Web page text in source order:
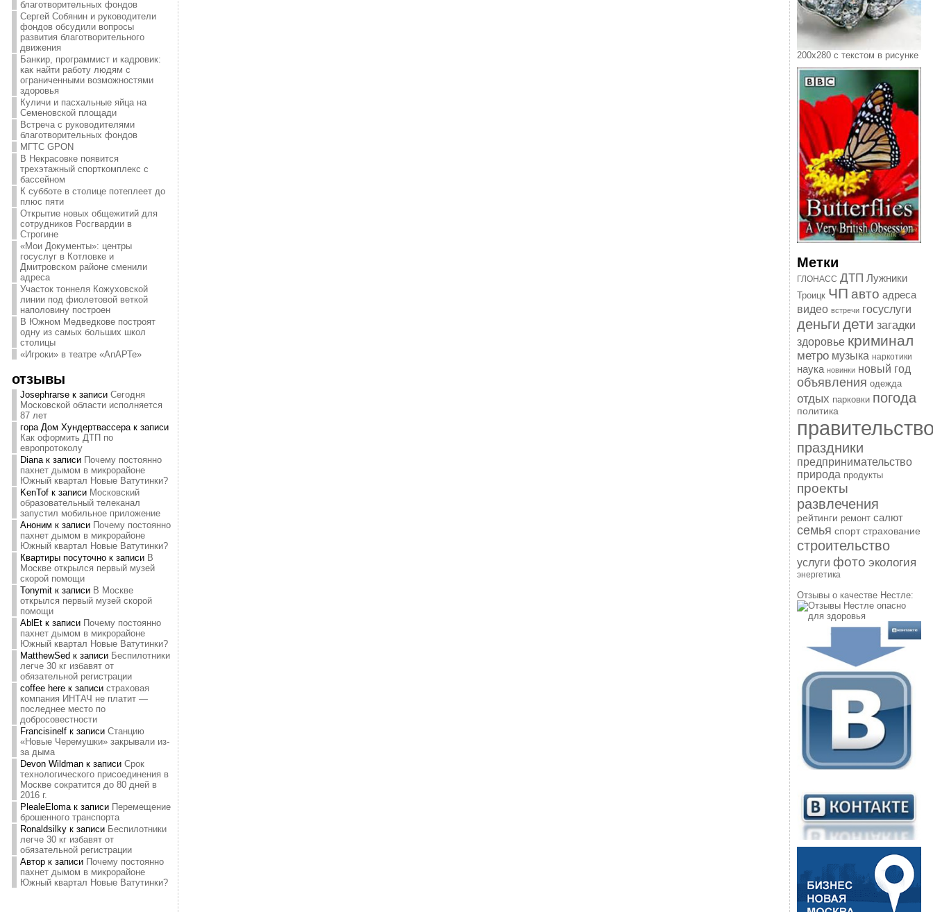
благотворительных фондов
Сергей Собянин и руководители
фондов обсудили вопросы
развития благотворительного
движения
Банкир, программист и кадровик:
как найти работу людям с
ограниченными возможностями
здоровья
Куличи и пасхальные яйца на
Семеновской площади
Встреча с руководителями
благотворительных фондов
МГТС GPON
В Некрасовке появится
трехэтажный спорткомплекс с
бассейном
К субботе в столице потеплеет до
плюс пяти
Открытие новых общежитий для
сотрудников Росгвардии в
Строгине
«Мои Документы»: центры
госуслуг в Котловке и
Дмитровском районе сменили
адреса
Участок тоннеля Кожуховской
линии под фиолетовой веткой
наполовину построен
В Южном Медведкове построят
одну из самых больших школ
столицы
«Игроки» в театре «АпАРТе»
отзывы
Josephrarseк записи Сегодня
Московской области исполняется
87 лет
гора Дом Хундертвассерак записи
Как оформить ДТП по
европротоколу
Dianaк записи Почему постоянно
пахнет дымом в микрорайоне
Южный квартал Новые Ватутинки?
KenTofк записи Московский
образовательный телеканал
запустил мобильное приложение
Аноним к записи Почему постоянно
пахнет дымом в микрорайоне
Южный квартал Новые Ватутинки?
Квартиры посуточнок записи В
Москве открылся первый музей
скорой помощи
Tonymitк записи В Москве
открылся первый музей скорой
помощи
AblEtк записи Почему постоянно
пахнет дымом в микрорайоне
Южный квартал Новые Ватутинки?
MatthewSed к записи Беспилотники
легче 30 кг избавят от
обязательной регистрации
coffee hereк записи страховая
компания ИНТАЧ не платит —
последнее место по
добросовестности
Francisinelfк записи Станцию
«Новые Черемушки» закрывали из-
за дыма
Devon Wildmanк записи Срок
технологического присоединения в
Москве сократится до 80 дней в
2016 г.
PlealeElomaк записи Перемещение
брошенного транспорта
Ronaldsilkyк записи Беспилотники
легче 30 кг избавят от
обязательной регистрации
Авторк записи Почему постоянно
пахнет дымом в микрорайоне
Южный квартал Новые Ватутинки?
200х280 с текстом в рисунке
Метки
ГЛОНАСС ДТП Лужники
Троицк ЧП авто адреса
видео встречи госуслуги
деньги дети загадки
здоровье криминал
метро музыка наркотики
наука новинки новый год
объявления одежда
отдых парковки погода
политика
праздники
предпринимательство
природа продукты
проекты
развлечения
рейтинги ремонт салют
семья спорт страхование
строительство
услуги фото экология
энергетика
Отзывы о качестве Нестле: